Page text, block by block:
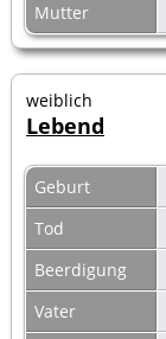
Mutter
weiblich
Lebend
Geburt
Tod
Beerdigung
Vater